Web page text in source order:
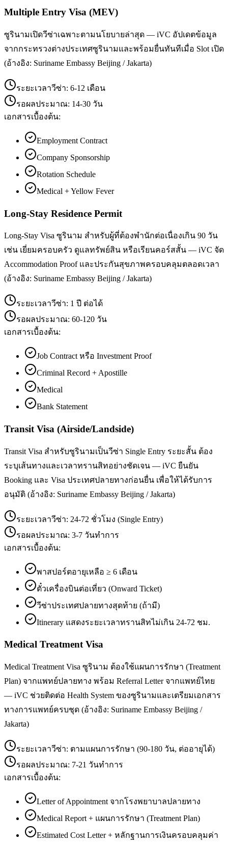
Multiple Entry Visa (MEV)
ซูรินามเปิดวีซ่าเฉพาะตามนโยบายล่าสุด — iVC อัปเดตข้อมูล
จากกระทรวงต่างประเทศซูรินามและพร้อมยื่นทันทีเมื่อ Slot เปิด
(อ้างอิง: Suriname Embassy Beijing / Jakarta)
ระยะเวลาวีซ่า: 6-12 เดือน
รอผลประมาณ: 14-30 วัน
เอกสารเบื้องต้น:
Employment Contract
Company Sponsorship
Rotation Schedule
Medical + Yellow Fever
Long-Stay Residence Permit
Long-Stay Visa ซูรินาม สำหรับผู้ที่ต้องพำนักต่อเนื่องเกิน 90 วัน
เช่น เยี่ยมครอบครัว ดูแลทรัพย์สิน หรือเรียนคอร์สสั้น — iVC จัด
Accommodation Proof และประกันสุขภาพครอบคลุมตลอดเวลา
(อ้างอิง: Suriname Embassy Beijing / Jakarta)
ระยะเวลาวีซ่า: 1 ปี ต่อได้
รอผลประมาณ: 60-120 วัน
เอกสารเบื้องต้น:
Job Contract หรือ Investment Proof
Criminal Record + Apostille
Medical
Bank Statement
Transit Visa (Airside/Landside)
Transit Visa สำหรับซูรินามเป็นวีซ่า Single Entry ระยะสั้น ต้อง
ระบุเส้นทางและเวลาทรานสิทอย่างชัดเจน — iVC ยืนยัน
Booking และ Visa ประเทศปลายทางก่อนยื่น เพื่อให้ได้รับการ
อนุมัติ (อ้างอิง: Suriname Embassy Beijing / Jakarta)
ระยะเวลาวีซ่า: 24-72 ชั่วโมง (Single Entry)
รอผลประมาณ: 3-7 วันทำการ
เอกสารเบื้องต้น:
พาสปอร์ตอายุเหลือ ≥ 6 เดือน
ตั๋วเครื่องบินต่อเที่ยว (Onward Ticket)
วีซ่าประเทศปลายทางสุดท้าย (ถ้ามี)
Itinerary แสดงระยะเวลาทรานสิทไม่เกิน 24-72 ชม.
Medical Treatment Visa
Medical Treatment Visa ซูรินาม ต้องใช้แผนการรักษา (Treatment
Plan) จากแพทย์ปลายทาง พร้อม Referral Letter จากแพทย์ไทย
— iVC ช่วยติดต่อ Health System ของซูรินามและเตรียมเอกสาร
ทางการแพทย์ครบชุด (อ้างอิง: Suriname Embassy Beijing /
Jakarta)
ระยะเวลาวีซ่า: ตามแผนการรักษา (90-180 วัน, ต่ออายุได้)
รอผลประมาณ: 7-21 วันทำการ
เอกสารเบื้องต้น:
Letter of Appointment จากโรงพยาบาลปลายทาง
Medical Report + แผนการรักษา (Treatment Plan)
Estimated Cost Letter + หลักฐานการเงินครอบคลุมค่า